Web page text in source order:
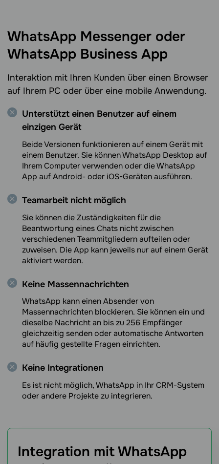
WhatsApp Messenger oder
WhatsApp Business App
Interaktion mit Ihren Kunden über einen Browser
auf Ihrem PC oder über eine mobile Anwendung.
Unterstützt einen Benutzer auf einem
einzigen Gerät
Beide Versionen funktionieren auf einem Gerät mit
einem Benutzer. Sie können WhatsApp Desktop auf
Ihrem Computer verwenden oder die WhatsApp
App auf Android- oder iOS-Geräten ausführen.
Teamarbeit nicht möglich
Sie können die Zuständigkeiten für die
Beantwortung eines Chats nicht zwischen
verschiedenen Teammitgliedern aufteilen oder
zuweisen. Die App kann jeweils nur auf einem Gerät
aktiviert werden.
Keine Massennachrichten
WhatsApp kann einen Absender von
Massennachrichten blockieren. Sie können ein und
dieselbe Nachricht an bis zu 256 Empfänger
gleichzeitig senden oder automatische Antworten
auf häufig gestellte Fragen einrichten.
Keine Integrationen
Es ist nicht möglich, WhatsApp in Ihr CRM-System
oder andere Projekte zu integrieren.
Integration mit WhatsApp